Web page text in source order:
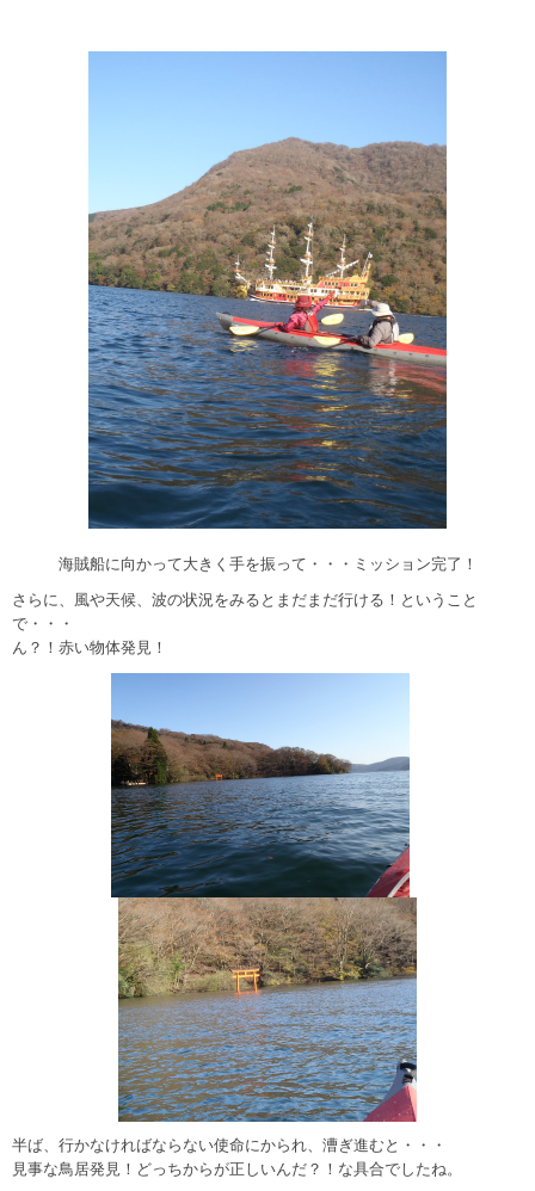
海賊船に向かって大きく手を振って・・・ミッション完了！
さらに、風や天候、波の状況をみるとまだまだ行ける！ということ
で・・・
ん？！赤い物体発見！
半ば、行かなければならない使命にかられ、漕ぎ進むと・・・
見事な鳥居発見！どっちからが正しいんだ？！な具合でしたね。